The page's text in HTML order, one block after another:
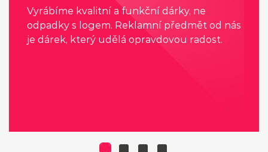
Vyrábíme kvalitní a funkční dárky, ne
odpadky s logem. Reklamní předmět od nás
je dárek, který udělá opravdovou radost.